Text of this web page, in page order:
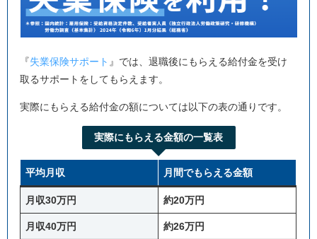
『失業保険サポート 』では、退職後にもらえる給付金を受け
取るサポートをしてもらえます。
実際にもらえる給付金の額については以下の表の通りです。
実際にもらえる金額の一覧表
平均月収 月間でもらえる金額
月収30万円 約20万円
月収40万円 約26万円